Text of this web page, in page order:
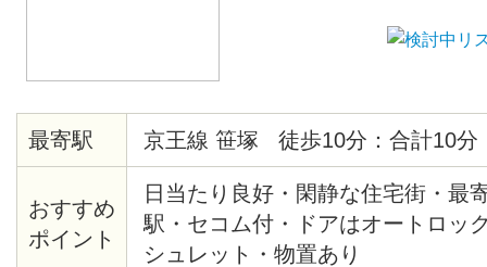
最寄駅 京王線 笹塚 徒歩10分：合計10分
おすすめ
ポイント
日当たり良好・閑静な住宅街・最
駅・セコム付・ドアはオートロッ
シュレット・物置あり